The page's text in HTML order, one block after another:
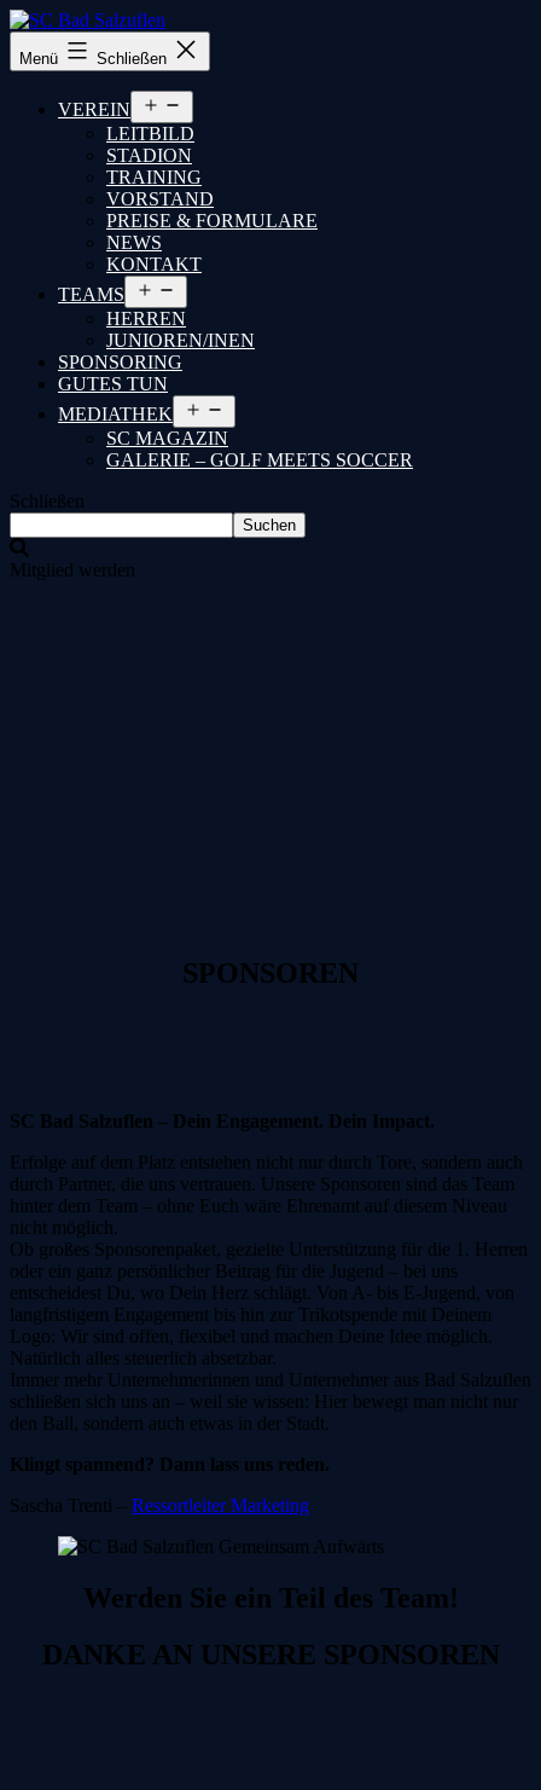
SC
Bad
Menü Schließen
VEREIN
öffnen
LEITBILD
STADION
TRAINING
VORSTAND
PREISE & FORMULARE
NEWS
KONTAKT
TEAMS
öffnen
HERREN
JUNIOREN/INEN
SPONSORING
GUTES TUN
MEDIATHEK
öffnen
SC MAGAZIN
GALERIE – GOLF MEETS SOCCER
Schließen
Suchen
Mitglied werden
SPONSOREN
SC Bad Salzuflen – Dein Engagement. Dein Impact.
Erfolge auf dem Platz entstehen nicht nur durch Tore, sondern auch
durch Partner, die uns vertrauen. Unsere Sponsoren sind das Team
hinter dem Team – ohne Euch wäre Ehrenamt auf diesem Niveau
nicht möglich.
Ob großes Sponsorenpaket, gezielte Unterstützung für die 1. Herren
oder ein ganz persönlicher Beitrag für die Jugend – bei uns
entscheidest Du, wo Dein Herz schlägt. Von A- bis E-Jugend, von
langfristigem Engagement bis hin zur Trikotspende mit Deinem
Logo: Wir sind offen, flexibel und machen Deine Idee möglich.
Natürlich alles steuerlich absetzbar.
Immer mehr Unternehmerinnen und Unternehmer aus Bad Salzuflen
schließen sich uns an – weil sie wissen: Hier bewegt man nicht nur
den Ball, sondern auch etwas in der Stadt.
Klingt spannend? Dann lass uns reden.
Sascha Trenti – Ressortleiter Marketing
Werden Sie ein Teil des Team!
DANKE AN UNSERE SPONSOREN